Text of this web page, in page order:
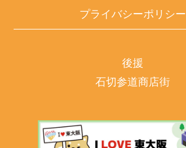
プライバシーポリシー
後援
石切参道商店街